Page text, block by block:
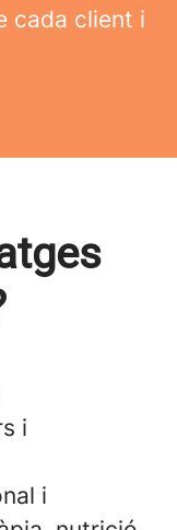
cada client i
i
i